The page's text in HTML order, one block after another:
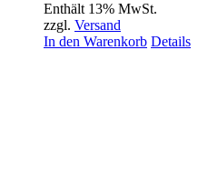
Enthält 13% MwSt.
zzgl. Versand
In den Warenkorb Details